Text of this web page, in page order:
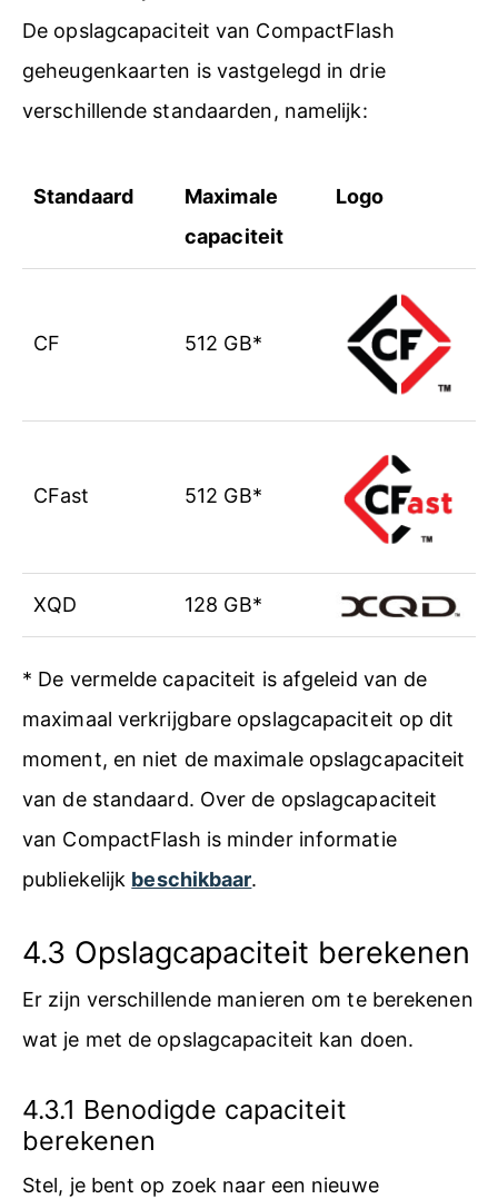
De opslagcapaciteit van CompactFlash
geheugenkaarten is vastgelegd in drie
verschillende standaarden, namelijk:
Standaard
Maximale
capaciteit
Logo
CF 512 GB*
CFast 512 GB*
XQD 128 GB*
* De vermelde capaciteit is afgeleid van de
maximaal verkrijgbare opslagcapaciteit op dit
moment, en niet de maximale opslagcapaciteit
van de standaard. Over de opslagcapaciteit
van CompactFlash is minder informatie
publiekelijk beschikbaar.
4.3 Opslagcapaciteit berekenen
Er zijn verschillende manieren om te berekenen
wat je met de opslagcapaciteit kan doen.
4.3.1 Benodigde capaciteit
berekenen
Stel, je bent op zoek naar een nieuwe